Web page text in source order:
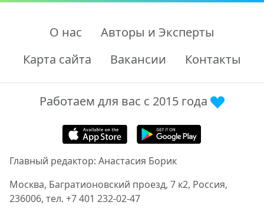
О нас
Авторы и Эксперты
Карта сайта
Вакансии Контакты
Работаем для вас с 2015 года
Главный редактор: Анастасия Борик
Москва, Багратионовский проезд, 7 к2, Россия,
236006, тел. +7 401 232-02-47